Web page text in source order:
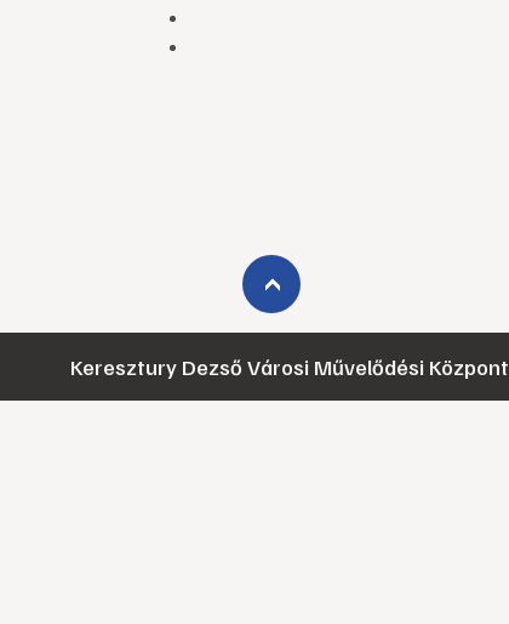
›
Keresztury Dezső Városi Művelődési Központ